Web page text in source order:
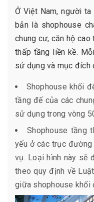
Ở Việt Nam, người
bản là shophouse
chung cư, căn hộ
thấp tầng liền kề.
sử dụng và mục đích
Shophouse khối
tầng đế của các
sử dụng trong vòng
Shophouse tầng
yếu ở các trục
vụ. Loại hình này sẽ
theo quy định về
giữa shophouse khối